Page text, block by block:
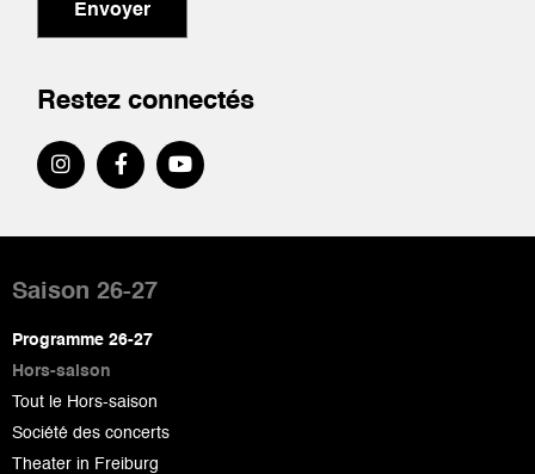
Envoyer
Restez connectés
de
page
Saison 26-27
Programme 26-27
Hors-saison
Tout le Hors-saison
Société des concerts
Theater in Freiburg